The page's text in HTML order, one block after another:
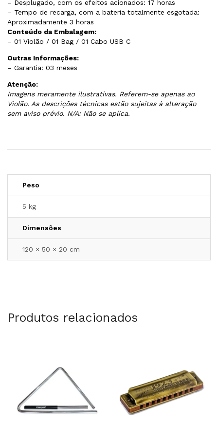
– Desplugado, com os efeitos acionados: 17 horas
– Tempo de recarga, com a bateria totalmente esgotada:
Aproximadamente 3 horas
Conteúdo da Embalagem:
– 01 Violão / 01 Bag / 01 Cabo USB C
Outras Informações:
– Garantia: 03 meses
Atenção:
Imagens meramente ilustrativas. Referem-se apenas ao
Violão. As descrições técnicas estão sujeitas à alteração
sem aviso prévio. N/A: Não se aplica.
Peso
5 kg
Dimensões
120 × 50 × 20 cm
Produtos relacionados